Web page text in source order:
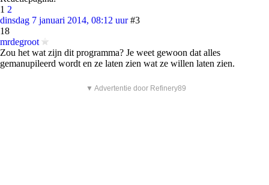
1 2
dinsdag 7 januari 2014, 08:12 uur #3
18
mrdegroot
Zou het wat zijn dit programma? Je weet gewoon dat alles
gemanupileerd wordt en ze laten zien wat ze willen laten zien.
▼ Advertentie door Refinery89